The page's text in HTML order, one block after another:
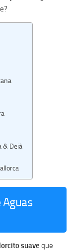
& Deià
Aguas
suave que